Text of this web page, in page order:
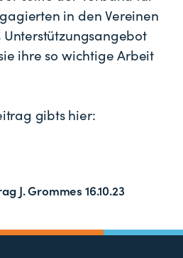
in den Vereinen
ihre so wichtige Arbeit
gibts hier:
J. Grommes 16.10.23